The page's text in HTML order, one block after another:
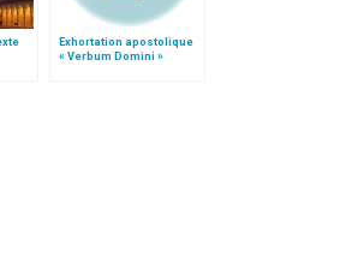
Exhortation apostolique
« Verbum Domini »